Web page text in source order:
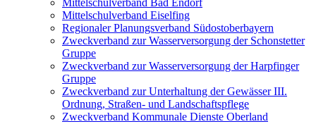
Mittelschulverband Bad Endorf
Mittelschulverband Eiselfing
Regionaler Planungsverband Südostoberbayern
Zweckverband zur Wasserversorgung der Schonstetter
Gruppe
Zweckverband zur Wasserversorgung der Harpfinger
Gruppe
Zweckverband zur Unterhaltung der Gewässer III.
Ordnung, Straßen- und Landschaftspflege
Zweckverband Kommunale Dienste Oberland